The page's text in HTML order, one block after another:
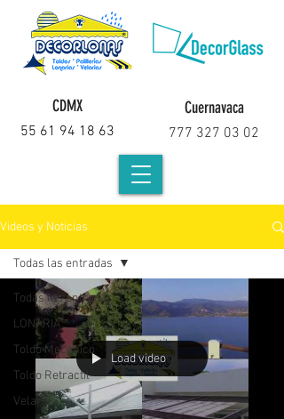
CDMX
55 61 94 18 63
Cuernavaca
777 327 03 02
Videos y Noticias
Todas las entradas
LONARIA
Toldo Mecanico
Toldo Retractil
Velarias
Todas las entradas
Load video